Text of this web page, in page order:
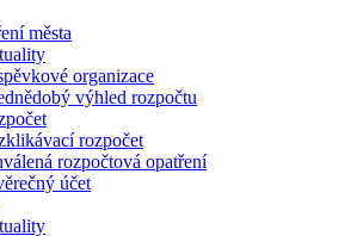
města
organizace
výhled rozpočtu
rozpočet
rozpočtová opatření
účet